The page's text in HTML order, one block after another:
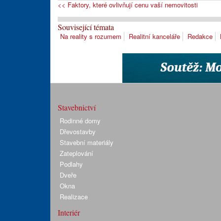
<< Faktory, které ovlivňují cenu vaší nemovitosti
Související témata
Na reality s rozumem Realitní kanceláře Redakce
Stavebnictví
Rodinné domy
Dřevostavby
Stavební materiály
Zateplování
Podlahy
Dveře
Okna
Realizace
Interiér